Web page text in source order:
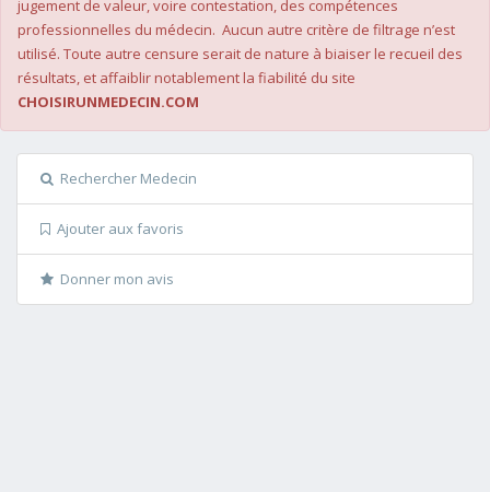
jugement de valeur, voire contestation, des compétences
professionnelles du médecin. Aucun autre critère de filtrage n’est
utilisé. Toute autre censure serait de nature à biaiser le recueil des
résultats, et affaiblir notablement la fiabilité du site
CHOISIRUNMEDECIN.COM
Rechercher Medecin
Ajouter aux favoris
Donner mon avis